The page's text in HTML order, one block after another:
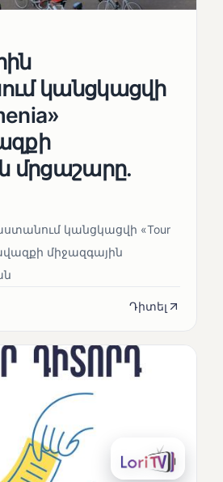
կանցկացվի
մրցաշարը.
կանցկացվի «Tour
միջազգային
Դիտել